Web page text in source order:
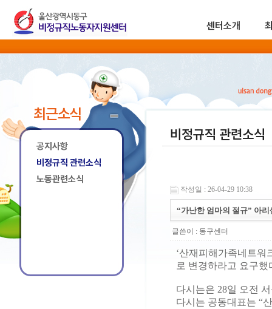
센터소개
최근소식
공지사항
비정규직 관련소식
노동관련소식
비정규직 관련소식
작성일 : 26-04-29 10:38
“가난한 엄마의 절규” 아
글쓴이 : 동구센터
‘산재피해가족네트워
로 변경하라고 요구
다시는은 28일 오전
다시는 공동대표는 “